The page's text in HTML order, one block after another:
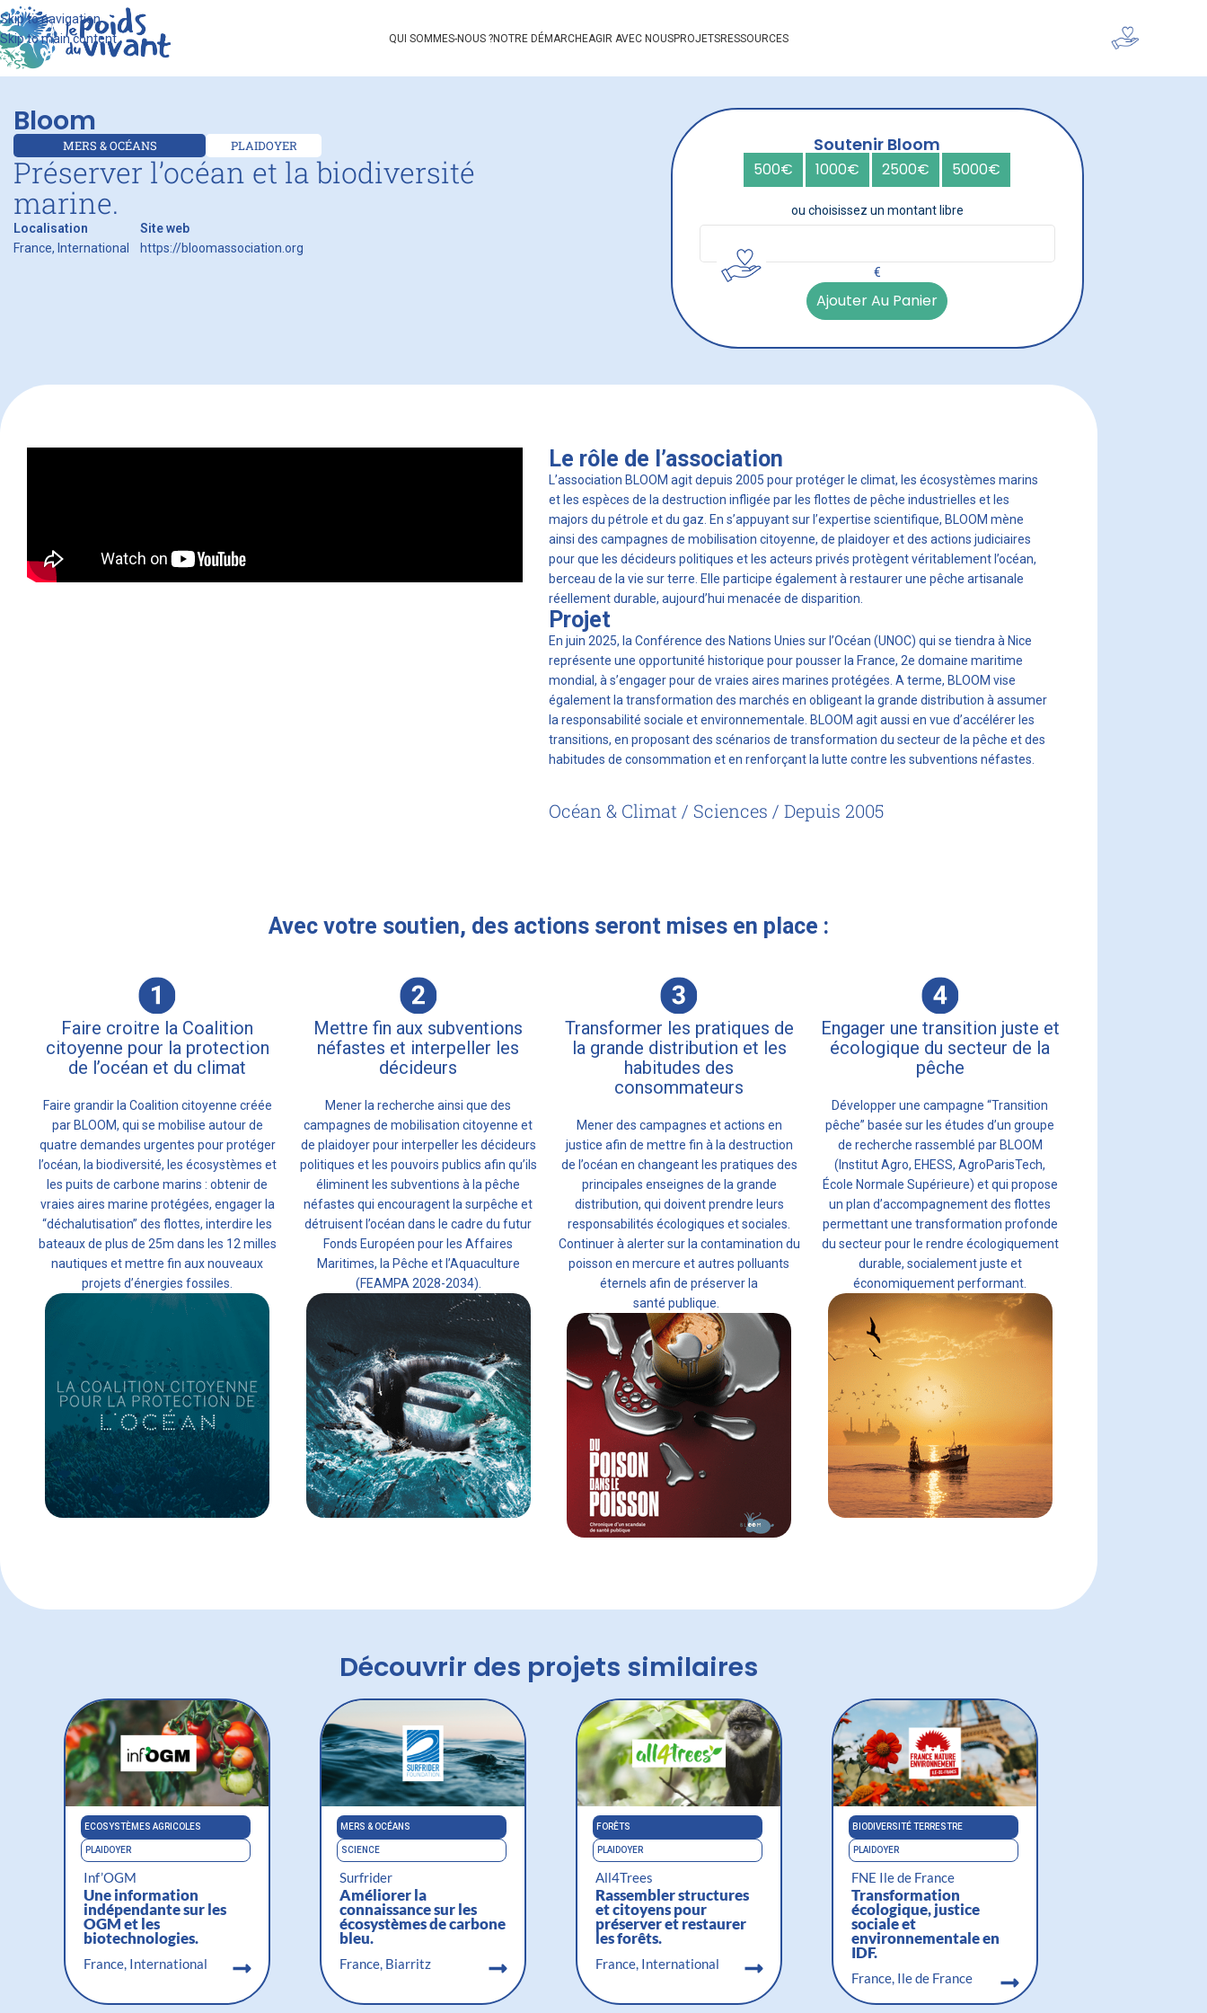
Skip to navigation
Skip to main content
QUI SOMMES-NOUS ?NOTRE DÉMARCHEAGIR AVEC NOUSPROJETSRESSOURCES
Bloom
MERS & OCÉANS PLAIDOYER
Préserver l’océan et la biodiversité
marine.
Localisation
France, International
Site web
https://bloomassociation.org
Soutenir Bloom
500€ 1000€ 2500€ 5000€
ou choisissez un montant libre
€
Ajouter Au Panier
Le rôle de l’association
L’association BLOOM agit depuis 2005 pour protéger le climat, les écosystèmes marins
et les espèces de la destruction infligée par les flottes de pêche industrielles et les
majors du pétrole et du gaz. En s’appuyant sur l’expertise scientifique, BLOOM mène
ainsi des campagnes de mobilisation citoyenne, de plaidoyer et des actions judiciaires
pour que les décideurs politiques et les acteurs privés protègent véritablement l’océan,
berceau de la vie sur terre. Elle participe également à restaurer une pêche artisanale
réellement durable, aujourd’hui menacée de disparition.
Projet
En juin 2025, la Conférence des Nations Unies sur l’Océan (UNOC) qui se tiendra à Nice
représente une opportunité historique pour pousser la France, 2e domaine maritime
mondial, à s’engager pour de vraies aires marines protégées. A terme, BLOOM vise
également la transformation des marchés en obligeant la grande distribution à assumer
la responsabilité sociale et environnementale. BLOOM agit aussi en vue d’accélérer les
transitions, en proposant des scénarios de transformation du secteur de la pêche et des
habitudes de consommation et en renforçant la lutte contre les subventions néfastes.
Océan & Climat / Sciences / Depuis 2005
Avec votre soutien, des actions seront mises en place :
Faire croitre la Coalition
citoyenne pour la protection
de l’océan et du climat
Faire grandir la Coalition citoyenne créée
par BLOOM, qui se mobilise autour de
quatre demandes urgentes pour protéger
l’océan, la biodiversité, les écosystèmes et
les puits de carbone marins : obtenir de
vraies aires marine protégées, engager la
“déchalutisation” des flottes, interdire les
bateaux de plus de 25m dans les 12 milles
nautiques et mettre fin aux nouveaux
projets d’énergies fossiles.
Mettre fin aux subventions
néfastes et interpeller les
décideurs
Mener la recherche ainsi que des
campagnes de mobilisation citoyenne et
de plaidoyer pour interpeller les décideurs
politiques et les pouvoirs publics afin qu’ils
éliminent les subventions à la pêche
néfastes qui encouragent la surpêche et
détruisent l’océan dans le cadre du futur
Fonds Européen pour les Affaires
Maritimes, la Pêche et l’Aquaculture
(FEAMPA 2028-2034).
Transformer les pratiques de
la grande distribution et les
habitudes des
consommateurs
Mener des campagnes et actions en
justice afin de mettre fin à la destruction
de l’océan en changeant les pratiques des
principales enseignes de la grande
distribution, qui doivent prendre leurs
responsabilités écologiques et sociales.
Continuer à alerter sur la contamination du
poisson en mercure et autres polluants
éternels afin de préserver la
santé publique.
Engager une transition juste et
écologique du secteur de la
pêche
Développer une campagne “Transition
pêche” basée sur les études d’un groupe
de recherche rassemblé par BLOOM
(Institut Agro, EHESS, AgroParisTech,
École Normale Supérieure) et qui propose
un plan d’accompagnement des flottes
permettant une transformation profonde
du secteur pour le rendre écologiquement
durable, socialement juste et
économiquement performant.
Découvrir des projets similaires
ECOSYSTÈMES AGRICOLES
PLAIDOYER
Inf’OGM
Une information
indépendante sur les
OGM et les
biotechnologies.
France, International
MERS & OCÉANS
SCIENCE
Surfrider
Améliorer la
connaissance sur les
écosystèmes de carbone
bleu.
France, Biarritz
FORÊTS
PLAIDOYER
All4Trees
Rassembler structures
et citoyens pour
préserver et restaurer
les forêts.
France, International
BIODIVERSITÉ TERRESTRE
PLAIDOYER
FNE Ile de France
Transformation
écologique, justice
sociale et
environnementale en
IDF.
France, Ile de France